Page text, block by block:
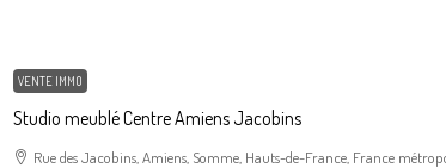
VENTE IMMO
Studio meublé Centre Amiens Jacobins
Rue des Jacobins, Amiens, Somme, Hauts-de-France, France